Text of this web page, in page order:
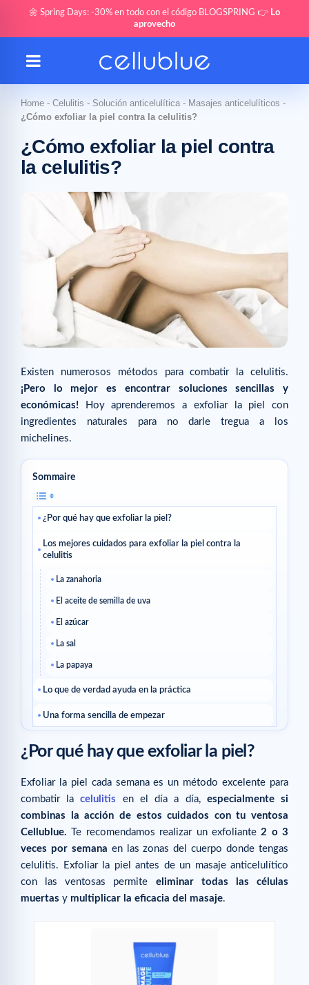
🌼 Spring Days: -30% en todo con el código BLOGSPRING 👉 Lo
aprovecho
Home - Celulitis - Solución anticelulítica - Masajes anticelulíticos -
¿Cómo exfoliar la piel contra la celulitis?
¿Cómo exfoliar la piel contra
la celulitis?
Existen numerosos métodos para combatir la celulitis.
¡Pero lo mejor es encontrar soluciones sencillas y
económicas! Hoy aprenderemos a exfoliar la piel con
ingredientes naturales para no darle tregua a los
michelines.
Sommaire
¿Por qué hay que exfoliar la piel?
Los mejores cuidados para exfoliar la piel contra la
celulitis
La zanahoria
El aceite de semilla de uva
El azúcar
La sal
La papaya
Lo que de verdad ayuda en la práctica
Una forma sencilla de empezar
¿Conviene cambiarlo todo a la vez?
Artículos para seguir
Artículos relacionados
¿Por qué hay que exfoliar la piel?
Exfoliar la piel cada semana es un método excelente para
combatir lacelulitis en el día a día, especialmente si
combinas la acción de estos cuidados con tu ventosa
Cellublue.
Te recomendamos realizar un exfoliante2 o 3
veces por semana en las zonas del cuerpo donde tengas
celulitis. Exfoliar la piel antes de un masaje anticelulítico
con las ventosas permite eliminar todas las células
muertas y multiplicar la eficacia del masaje.